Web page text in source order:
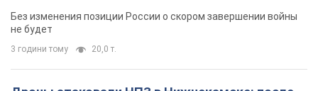
Без изменения позиции России о скором завершении войны
не будет
3 години тому 20,0 т.